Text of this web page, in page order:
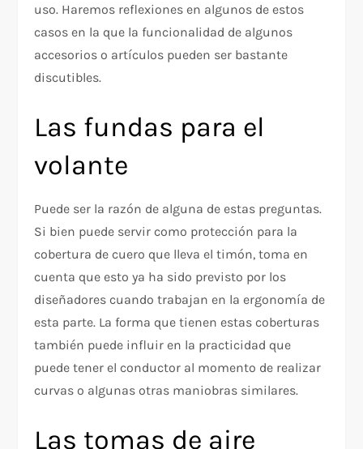
uso. Haremos reflexiones en algunos de estos
casos en la que la funcionalidad de algunos
accesorios o artículos pueden ser bastante
discutibles.
Las fundas para el
volante
Puede ser la razón de alguna de estas preguntas.
Si bien puede servir como protección para la
cobertura de cuero que lleva el timón, toma en
cuenta que esto ya ha sido previsto por los
diseñadores cuando trabajan en la ergonomía de
esta parte. La forma que tienen estas coberturas
también puede influir en la practicidad que
puede tener el conductor al momento de realizar
curvas o algunas otras maniobras similares.
Las tomas de aire